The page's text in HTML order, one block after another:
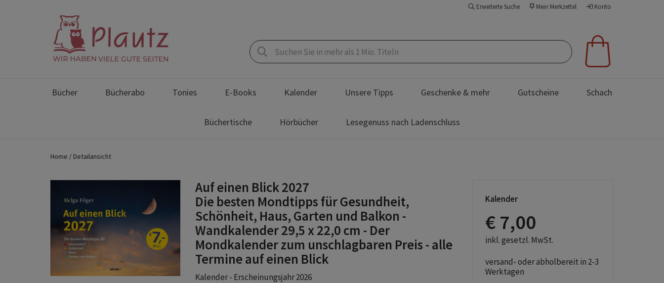
Erweiterte Suche Mein Merkzettel Konto
Bücher Bücherabo Tonies E-Books Kalender Unsere Tipps Geschenke & mehr Gutscheine Schach
Büchertische Hörbücher Lesegenuss nach Ladenschluss
Home Detailansicht
Auf einen Blick 2027
Die besten Mondtipps für Gesundheit,
Schönheit, Haus, Garten und Balkon -
Wandkalender 29,5 x 22,0 cm - Der
Mondkalender zum unschlagbaren Preis - alle
Termine auf einen Blick
Kalender - Erscheinungsjahr 2026
Kalender
€ 7,00
inkl. gesetzl. MwSt.
versand- oder abholbereit in 2-3
Werktagen